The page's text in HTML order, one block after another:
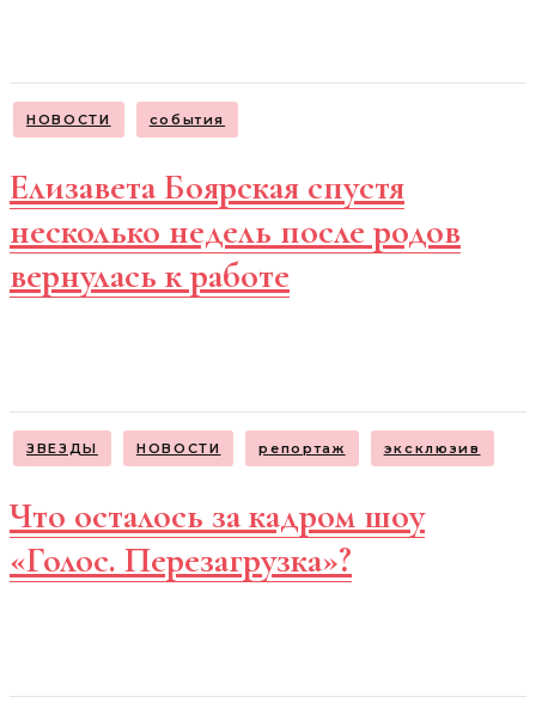
НОВОСТИ события
Елизавета Боярская спустя
несколько недель после родов
вернулась к работе
ЗВЕЗДЫ НОВОСТИ репортаж эксклюзив
Что осталось за кадром шоу
«Голос. Перезагрузка»?